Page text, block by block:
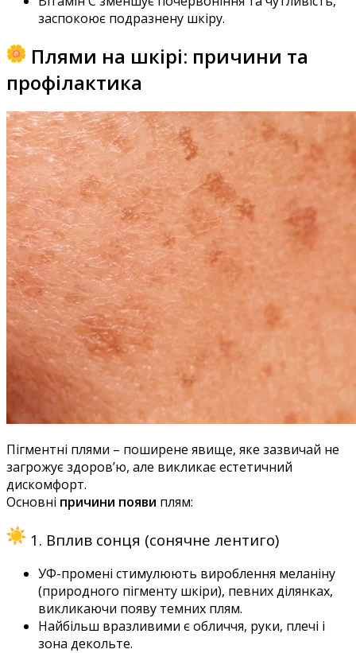
заспокоює подразнену шкіру.
Плями на шкірі: причини та
профілактика
Пігментні плями – поширене явище, яке зазвичай не
загрожує здоров’ю, але викликає естетичний
дискомфорт.
Основні причини появи плям:
1. Вплив сонця (сонячне лентиго)
УФ-промені стимулюють вироблення меланіну
(природного пігменту шкіри), певних ділянках,
викликаючи появу темних плям.
Найбільш вразливими єобличчя, руки, плечі і
зона декольте.